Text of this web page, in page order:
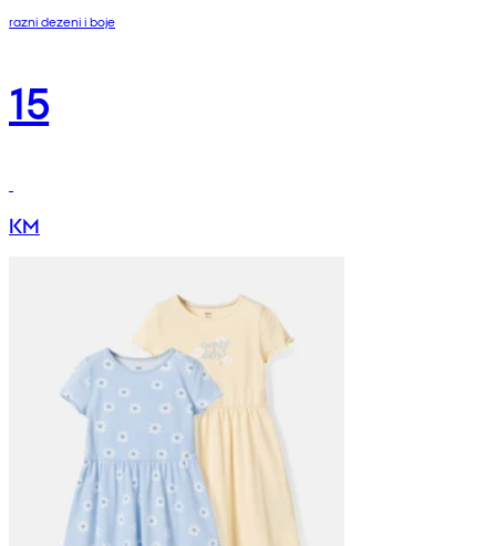
razni dezeni i boje
15
KM